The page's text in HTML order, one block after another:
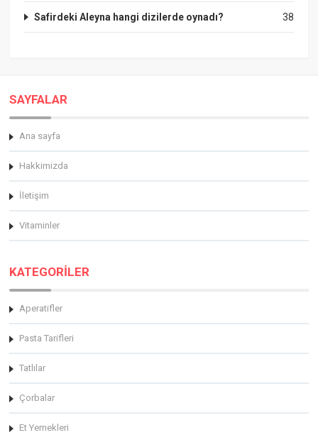
38
Safirdeki Aleyna hangi dizilerde oynadı?
SAYFALAR
Ana sayfa
Hakkimizda
İletişim
Vitaminler
KATEGORİLER
Aperatifler
Pasta Tarifleri
Tatlılar
Çorbalar
Et Yemekleri